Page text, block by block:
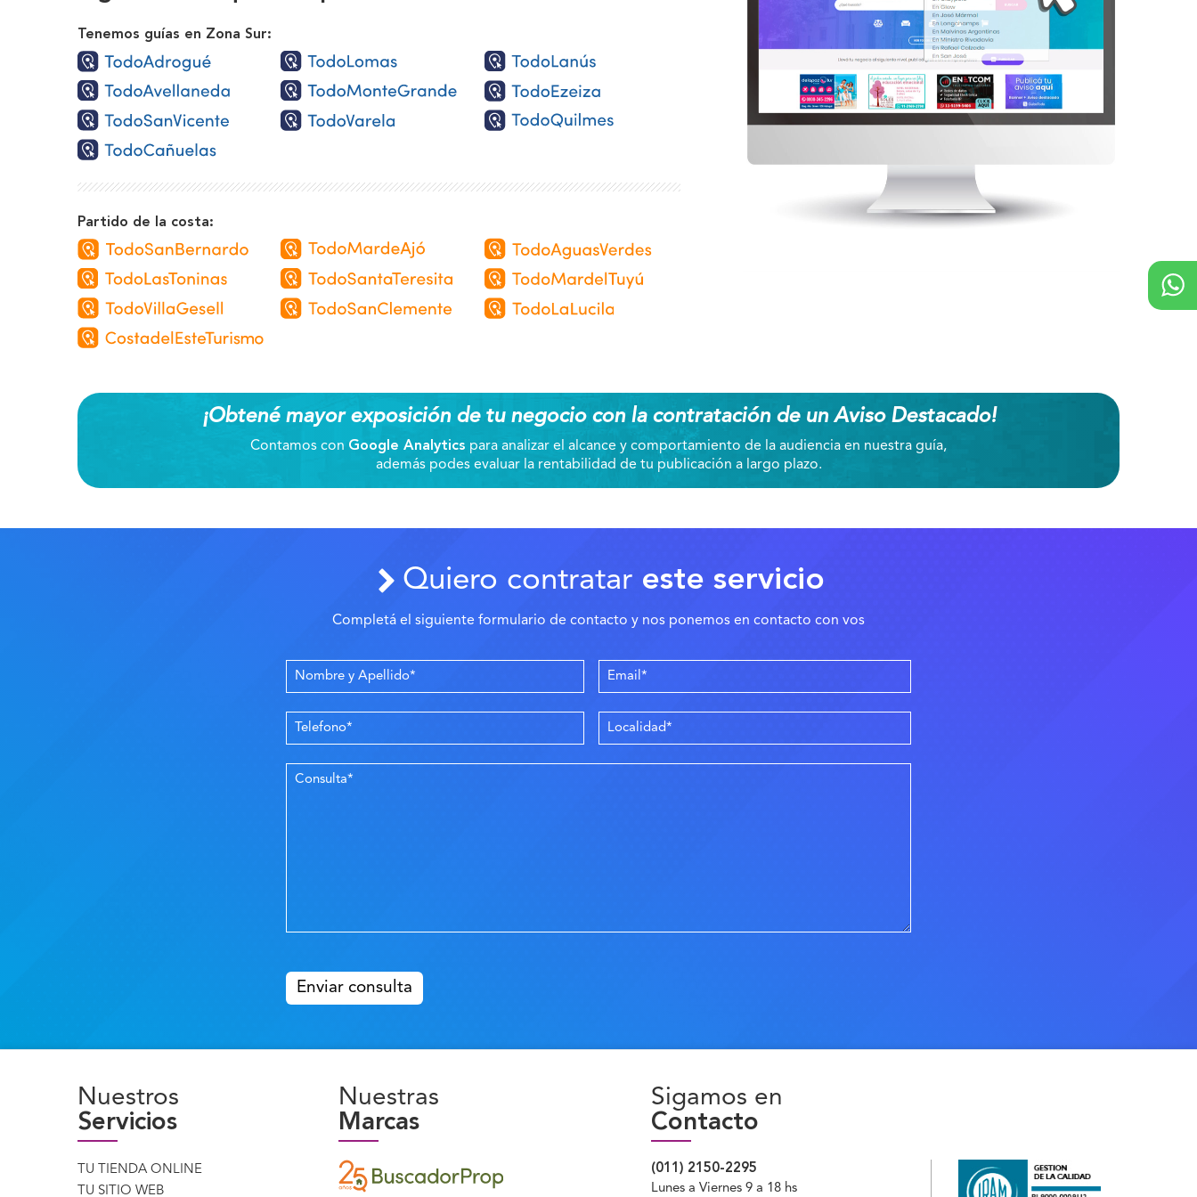
Tenemos guías en Zona Sur:
Partido de la costa:
¡Obtené mayor exposición de tu negocio con la contratación de un Aviso Destacado!
Contamos con Google Analytics para analizar el alcance y comportamiento de la audiencia en nuestra guía,
además podes evaluar la rentabilidad de tu publicación a largo plazo.
Quiero contratar este servicio
Completá el siguiente formulario de contacto y nos ponemos en contacto con vos
Please
leave
this
empty.
Nuestros
Servicios
TU TIENDA ONLINE
TU SITIO WEB
Nuestras
Marcas
Sigamos en
Contacto
(011) 2150-2295
Lunes a Viernes 9 a 18 hs